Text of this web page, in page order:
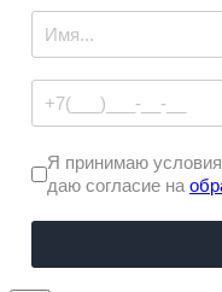
Я принимаю условия
даю согласие на